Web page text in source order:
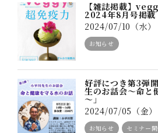
【雑誌掲載】
2024年8月号掲載
2024/07/10（水）
お知らせ
好評につき第3弾
生のお話会～命と
～」
2024/07/05（金）
お知らせ セミナー